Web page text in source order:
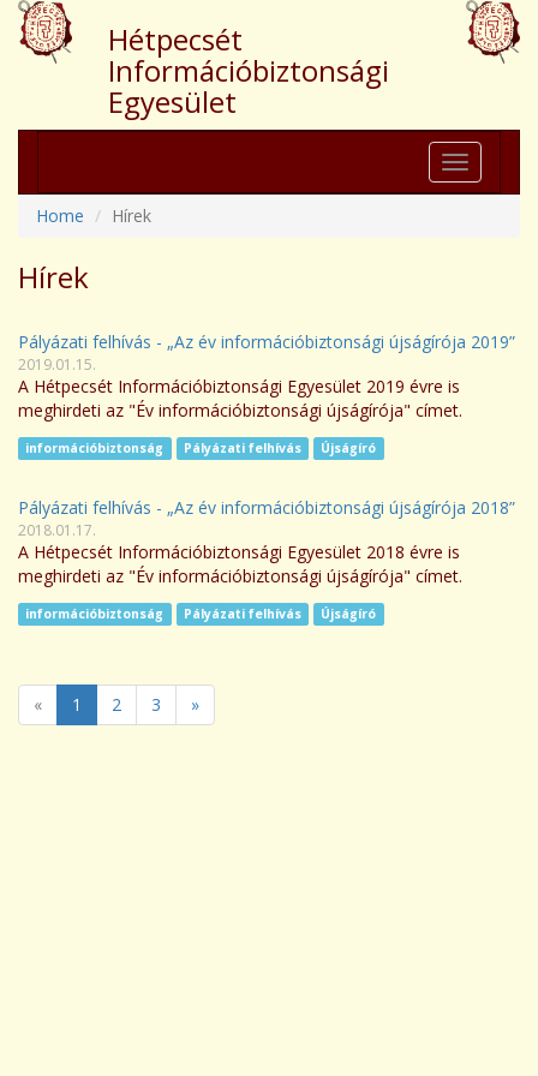
Hétpecsét
Információbiztonsági
Egyesület
Toggle
navigation
Home
Hírek
Hírek
Pályázati felhívás - „Az év információbiztonsági újságírója 2019”
2019.01.15.
A Hétpecsét Információbiztonsági Egyesület 2019 évre is
meghirdeti az "Év információbiztonsági újságírója" címet.
információbiztonság Pályázati felhívás Újságíró
Pályázati felhívás - „Az év információbiztonsági újságírója 2018”
2018.01.17.
A Hétpecsét Információbiztonsági Egyesület 2018 évre is
meghirdeti az "Év információbiztonsági újságírója" címet.
információbiztonság Pályázati felhívás Újságíró
« 1 2 3 »